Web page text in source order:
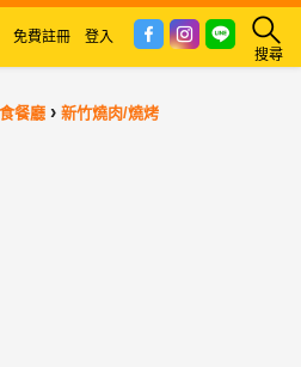
搜尋
免費註冊 登入
餐廳 ›新竹燒肉/燒烤